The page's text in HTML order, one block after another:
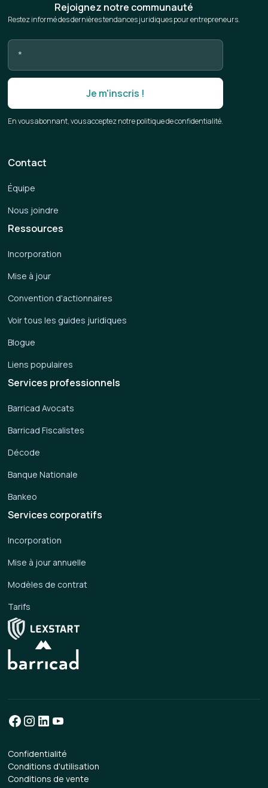
Rejoignez notre communauté
Restez informé des dernières tendances juridiques pour entrepreneurs.
En vous abonnant, vous acceptez notre politique de confidentialité.
Services corporatifs
Incorporation
Mise à jour annuelle
Modèles de contrat
Tarifs
Services professionnels
Barricad Avocats
Barricad Fiscalistes
Décode
Banque Nationale
Bankeo
Ressources
Incorporation
Mise à jour
Convention d'actionnaires
Voir tous les guides juridiques
Blogue
Liens populaires
Contact
Équipe
Nous joindre
Confidentialité
Conditions d'utilisation
Conditions de vente